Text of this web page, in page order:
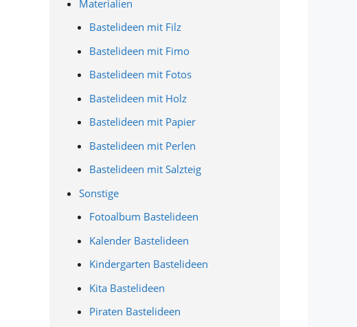
Materialien
Bastelideen mit Filz
Bastelideen mit Fimo
Bastelideen mit Fotos
Bastelideen mit Holz
Bastelideen mit Papier
Bastelideen mit Perlen
Bastelideen mit Salzteig
Sonstige
Fotoalbum Bastelideen
Kalender Bastelideen
Kindergarten Bastelideen
Kita Bastelideen
Piraten Bastelideen